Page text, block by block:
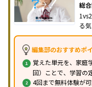
る
編集部のおすすめポ
覚えた単元を、家庭
回）ことで、学習の
4回まで無料体験が可